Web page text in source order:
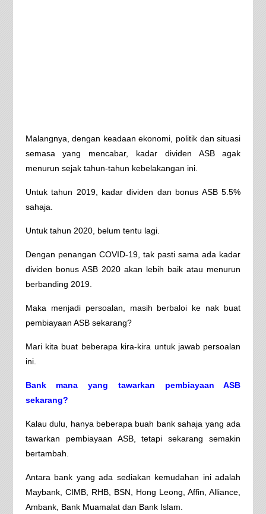
Malangnya, dengan keadaan ekonomi, politik dan situasi
semasa yang mencabar, kadar dividen ASB agak
menurun sejak tahun-tahun kebelakangan ini.
Untuk tahun 2019, kadar dividen dan bonus ASB 5.5%
sahaja.
Untuk tahun 2020, belum tentu lagi.
Dengan penangan COVID-19, tak pasti sama ada kadar
dividen bonus ASB 2020 akan lebih baik atau menurun
berbanding 2019.
Maka menjadi persoalan, masih berbaloi ke nak buat
pembiayaan ASB sekarang?
Mari kita buat beberapa kira-kira untuk jawab persoalan
ini.
Bank mana yang tawarkan pembiayaan ASB
sekarang?
Kalau dulu, hanya beberapa buah bank sahaja yang ada
tawarkan pembiayaan ASB, tetapi sekarang semakin
bertambah.
Antara bank yang ada sediakan kemudahan ini adalah
Maybank, CIMB, RHB, BSN, Hong Leong, Affin, Alliance,
Ambank, Bank Muamalat dan Bank Islam.